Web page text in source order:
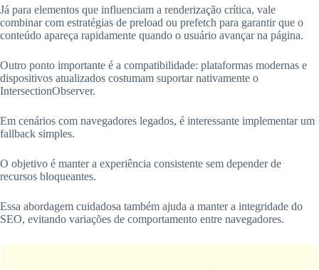
Já para elementos que influenciam a renderização crítica, vale
combinar com estratégias de preload ou prefetch para garantir que o
conteúdo apareça rapidamente quando o usuário avançar na página.
Outro ponto importante é a compatibilidade: plataformas modernas e
dispositivos atualizados costumam suportar nativamente o
IntersectionObserver.
Em cenários com navegadores legados, é interessante implementar um
fallback simples.
O objetivo é manter a experiência consistente sem depender de
recursos bloqueantes.
Essa abordagem cuidadosa também ajuda a manter a integridade do
SEO, evitando variações de comportamento entre navegadores.